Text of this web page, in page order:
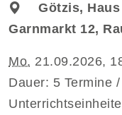
Götzis,
Garnmarkt 12,
Mo. 21.09.2026,
Dauer: 5 Termine